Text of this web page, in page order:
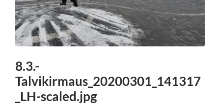
8.3.-
Talvikirmaus_20200301_141317
_LH-scaled.jpg